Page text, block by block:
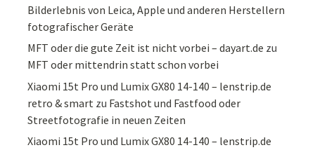
Bilderlebnis von Leica, Apple und anderen Herstellern
fotografischer Geräte
MFT oder die gute Zeit ist nicht vorbei – dayart.de zu
MFT oder mittendrin statt schon vorbei
Xiaomi 15t Pro und Lumix GX80 14-140 – lenstrip.de
retro & smart zu Fastshot und Fastfood oder
Streetfotografie in neuen Zeiten
Xiaomi 15t Pro und Lumix GX80 14-140 – lenstrip.de